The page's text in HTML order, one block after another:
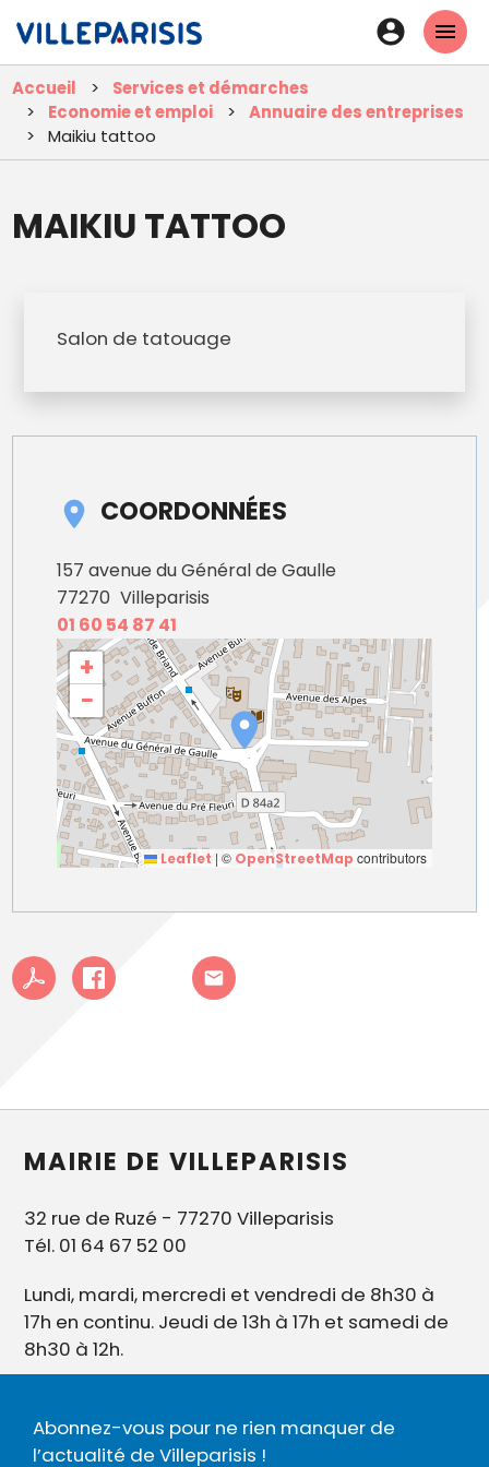
contenu
principal
En-
tête
-
Accueil
Services et démarches
Economie et emploi
Annuaire des entreprises
Maikiu tattoo
MAIKIU TATTOO
Salon de tatouage
COORDONNÉES
157 avenue du Général de Gaulle
77270 Villeparisis
01 60 54 87 41
+
−
Leaflet | © OpenStreetMap contributors
MAIRIE DE VILLEPARISIS
32 rue de Ruzé - 77270 Villeparisis
Tél. 01 64 67 52 00
Lundi, mardi, mercredi et vendredi de 8h30 à
17h en continu. Jeudi de 13h à 17h et samedi de
8h30 à 12h.
Abonnez-vous pour ne rien manquer de
l’actualité de Villeparisis !